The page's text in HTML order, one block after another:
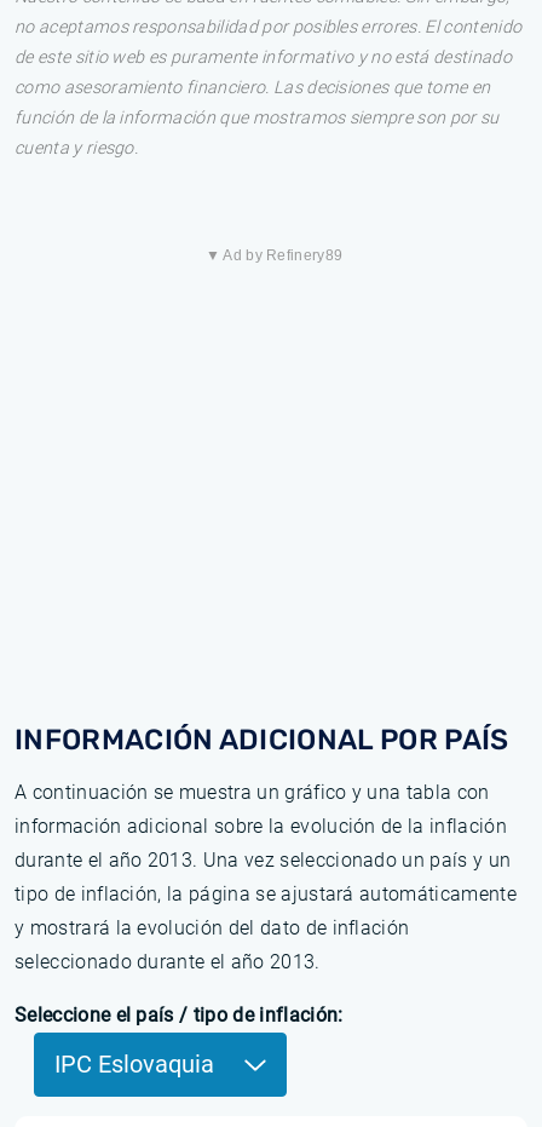
no aceptamos responsabilidad por posibles errores. El contenido
de este sitio web es puramente informativo y no está destinado
como asesoramiento financiero. Las decisiones que tome en
función de la información que mostramos siempre son por su
cuenta y riesgo.
▼ Ad by Refinery89
INFORMACIÓN ADICIONAL POR PAÍS
A continuación se muestra un gráfico y una tabla con
información adicional sobre la evolución de la inflación
durante el año 2013. Una vez seleccionado un país y un
tipo de inflación, la página se ajustará automáticamente
y mostrará la evolución del dato de inflación
seleccionado durante el año 2013.
Seleccione el país / tipo de inflación:
IPC Eslovaquia